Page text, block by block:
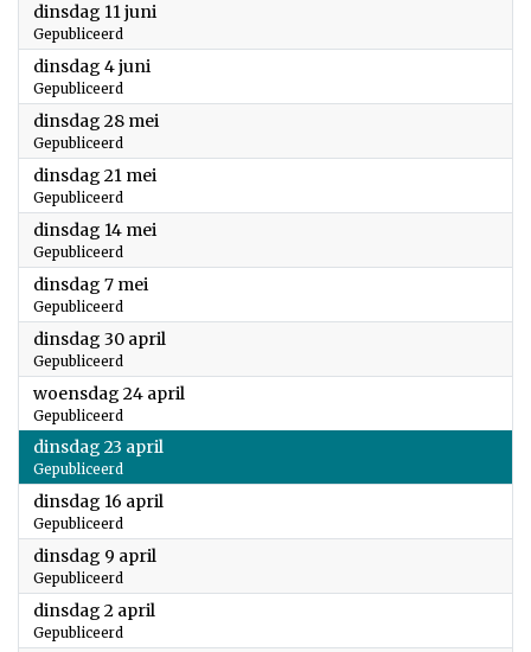
dinsdag 11 juni
Gepubliceerd
dinsdag 4 juni
Gepubliceerd
dinsdag 28 mei
Gepubliceerd
dinsdag 21 mei
Gepubliceerd
dinsdag 14 mei
Gepubliceerd
dinsdag 7 mei
Gepubliceerd
dinsdag 30 april
Gepubliceerd
woensdag 24 april
Gepubliceerd
dinsdag 23 april
Gepubliceerd
dinsdag 16 april
Gepubliceerd
dinsdag 9 april
Gepubliceerd
dinsdag 2 april
Gepubliceerd